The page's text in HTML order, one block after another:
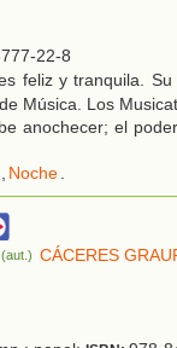
22-8
feliz y tranquila.
Música. Los
anochecer; el
, Noche.
(aut.) CÁCERES